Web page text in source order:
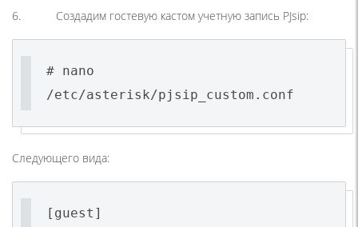
6. Создадим гостевую кастом учетную запись PJsip:
# nano
/etc/asterisk/pjsip_custom.conf
Следующего вида:
[guest]